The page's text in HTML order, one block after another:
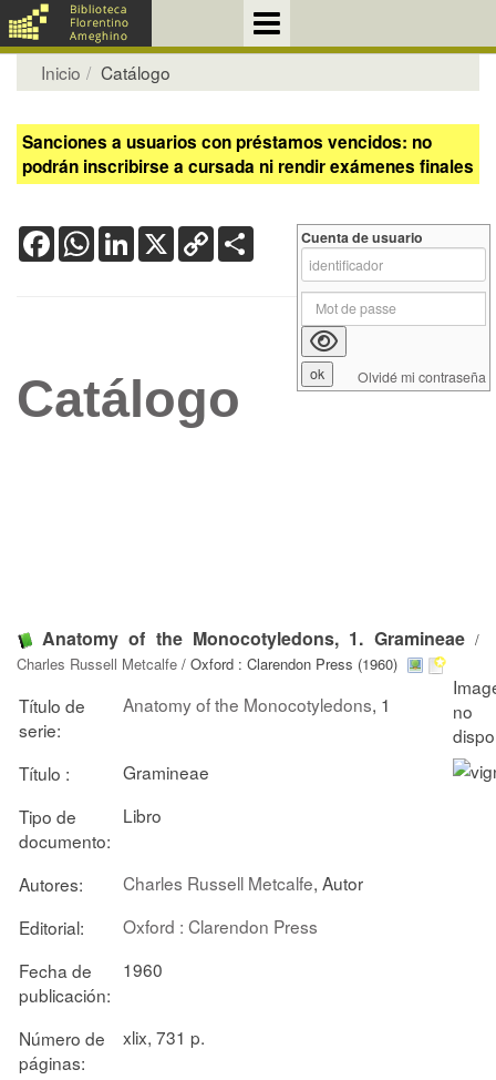
Inicio Catálogo
Sanciones a usuarios con préstamos vencidos: no
podrán inscribirse a cursada ni rendir exámenes finales
FacebookWhatsApp
LinkedIn
X Copy
Link
Catálogo
Anatomy of the Monocotyledons, 1. Gramineae/
Charles Russell Metcalfe / Oxford : Clarendon Press (1960)
Título de
serie:
Anatomy of the Monocotyledons, 1
Título :
Gramineae
Tipo de
documento:
Libro
Autores: Charles Russell Metcalfe, Autor
Editorial:
Oxford : Clarendon Press
Fecha de
publicación:
1960
Número de
páginas:
xlix, 731 p.
Cuenta de usuario
Olvidé mi contraseña